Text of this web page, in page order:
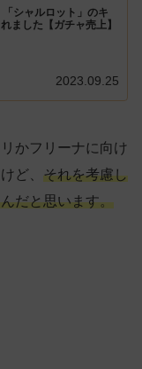
「シャルロット」のキ
ました【ガチャ売上】
2023.09.25
かフリーナに向け
ど、 それを考慮し
だと思います。